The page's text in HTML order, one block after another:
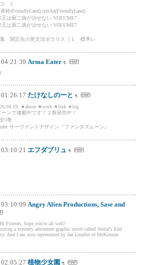
ス 3
鈴(FriendlyLand) iimAn(FriendlyLand)
は厨二病が治せない VOLUME7
は厨二病が治せない VOLUME7
集 関正生の英文法ポラリス［１ 標準レ
Arma Eater
たけなしのーと
★about ★work ★link ★log
ーンで連載中です！２巻発売中！
3巻
サーヴァントデザイン『ファンタズムーン』
エフダブリュ
Angry Alien Productions, Sase and
Friends, hope you're all well!
a mystery adventure graphic novel called World's End
And I am now represented by Ian Lendler of McKinnon
植物少女園